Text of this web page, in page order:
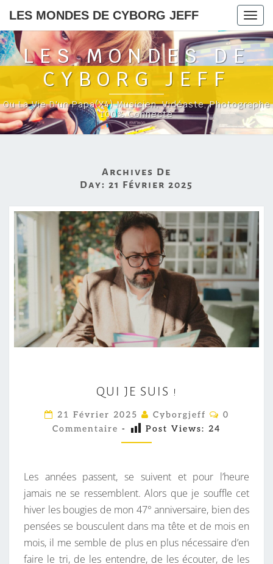
LES MONDES DE CYBORG JEFF
LES MONDES DE
CYBORG JEFF
Ou La Vie D'un Papa(x4) Musicien, Vidéaste, Photographe
100% Connecté
Archives De
Day: 21 Février 2025
U
J
E
U
I
S
!
QUI JE SUIS !
21 Février 2025 Cyborgjeff
C
M
T
A
I
R
E
0
Commentaire - Post Views: 24
Les années passent, se suivent et pour l’heure
jamais ne se ressemblent. Alors que je souffle cet
hiver les bougies de mon 47° anniversaire, bien des
pensées se bousculent dans ma tête et de mois en
mois, il me semble de plus en plus nécessaire d’en
faire le tri, de les entendre, de les écouter, de les